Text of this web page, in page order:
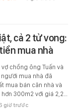
cả 2 tử vong:
mua nhà
chồng ông Tuấn và
mua nhà đã
mua bán căn nhà và
300m2 với giá 2,2…
giờ trước